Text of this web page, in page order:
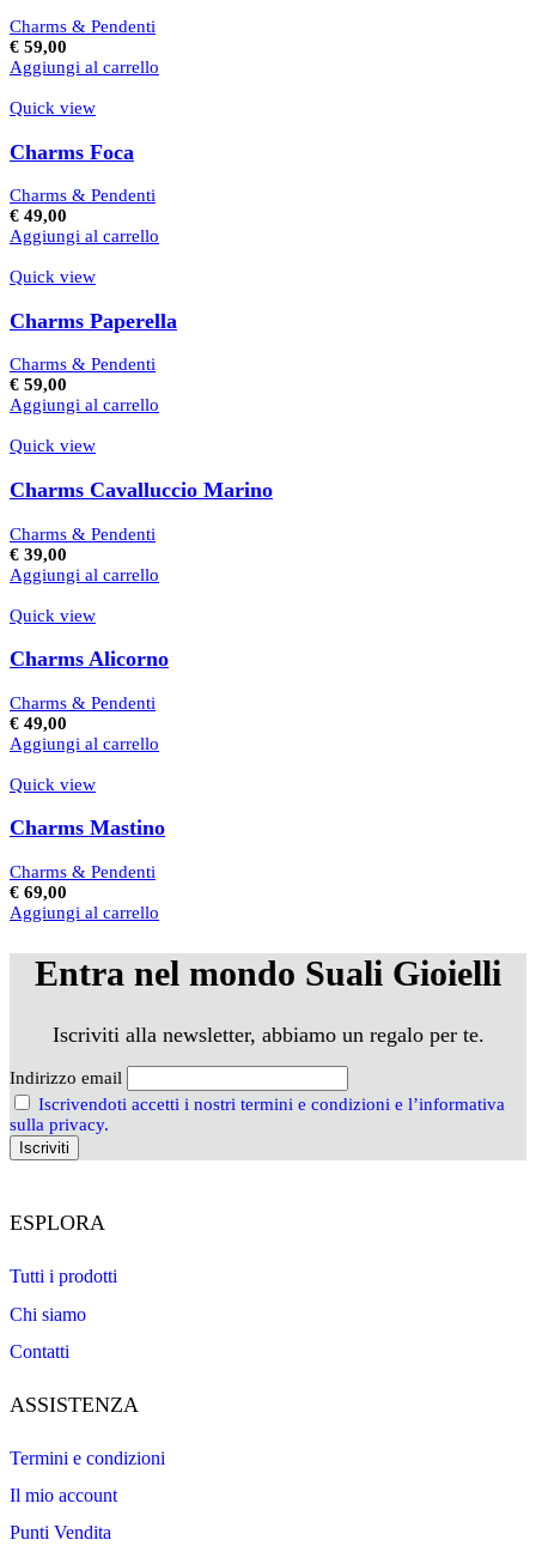
Charms & Pendenti
€ 59,00
Aggiungi al carrello
Quick view
Charms Foca
Charms & Pendenti
€ 49,00
Aggiungi al carrello
Quick view
Charms Paperella
Charms & Pendenti
€ 59,00
Aggiungi al carrello
Quick view
Charms Cavalluccio Marino
Charms & Pendenti
€ 39,00
Aggiungi al carrello
Quick view
Charms Alicorno
Charms & Pendenti
€ 49,00
Aggiungi al carrello
Quick view
Charms Mastino
Charms & Pendenti
€ 69,00
Aggiungi al carrello
Entra nel mondo Suali Gioielli
Iscriviti alla newsletter, abbiamo un regalo per te.
Indirizzo email
Iscrivendoti accetti i nostri termini e condizioni e l’informativa
sulla privacy.
ESPLORA
Tutti i prodotti
Chi siamo
Contatti
ASSISTENZA
Termini e condizioni
Il mio account
Punti Vendita